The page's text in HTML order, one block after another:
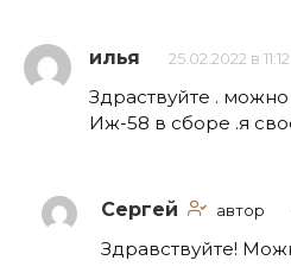
илья 25.02.2022 в 11:12
Здраствуйте . можно
Иж-58 в сборе .я
Сергей автор
Здравствуйте!